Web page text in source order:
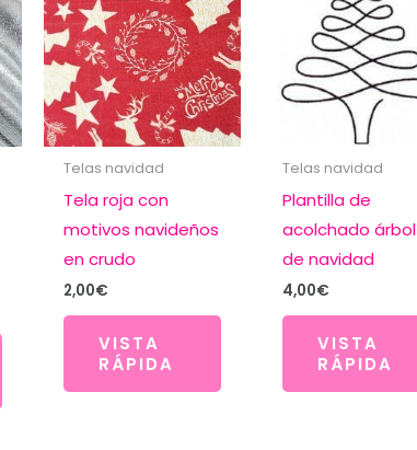
Telas navidad
Tela roja con
motivos navideños
en crudo
2,00€
VISTA
RÁPIDA
Telas navidad
Plantilla de
acolchado árbol
de navidad
4,00€
VISTA
RÁPIDA